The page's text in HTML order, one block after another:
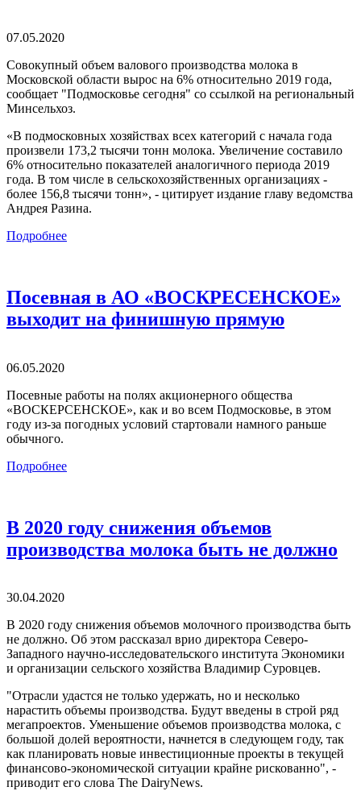
07.05.2020
Совокупный объем валового производства молока в
Московской области вырос на 6% относительно 2019 года,
сообщает "Подмосковье сегодня" со ссылкой на региональный
Минсельхоз.
«В подмосковных хозяйствах всех категорий с начала года
произвели 173,2 тысячи тонн молока. Увеличение составило
6% относительно показателей аналогичного периода 2019
года. В том числе в сельскохозяйственных организациях -
более 156,8 тысячи тонн», - цитирует издание главу ведомства
Андрея Разина.
Подробнее
Посевная в АО «ВОСКРЕСЕНСКОЕ»
выходит на финишную прямую
06.05.2020
Посевные работы на полях акционерного общества
«ВОСКЕРСЕНСКОЕ», как и во всем Подмосковье, в этом
году из-за погодных условий стартовали намного раньше
обычного.
Подробнее
В 2020 году снижения объемов
производства молока быть не должно
30.04.2020
В 2020 году снижения объемов молочного производства быть
не должно. Об этом рассказал врио директора Северо-
Западного научно-исследовательского института Экономики
и организации сельского хозяйства Владимир Суровцев.
"Отрасли удастся не только удержать, но и несколько
нарастить объемы производства. Будут введены в строй ряд
мегапроектов. Уменьшение объемов производства молока, с
большой долей вероятности, начнется в следующем году, так
как планировать новые инвестиционные проекты в текущей
финансово-экономической ситуации крайне рискованно", -
приводит его слова The DairyNews.